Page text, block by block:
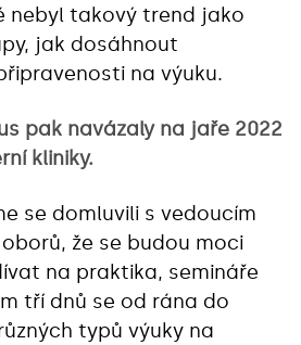
nebyl takový trend jako
jak dosáhnout
na výuku.
pak navázaly na jaře 2022
kliniky.
se domluvili s vedoucím
že se budou moci
na praktika, semináře
tří dnů se od rána do
typů výuky na